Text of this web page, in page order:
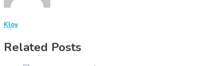
Kloy
Related Posts